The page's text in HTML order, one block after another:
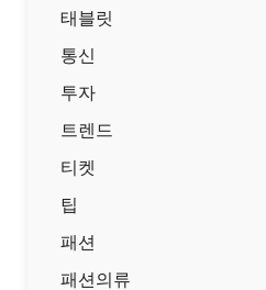
태블릿
통신
투자
트렌드
티켓
팁
패션
패션의류